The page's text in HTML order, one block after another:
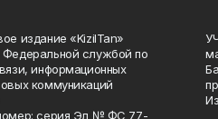
издание «KizilTan»
Федеральной службой по
информационных
коммуникаций
серия Эл № ФС 77-